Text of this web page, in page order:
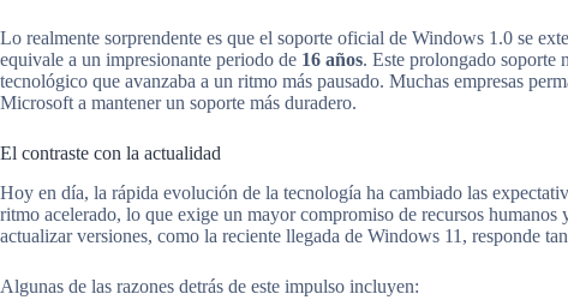
Lo realmente sorprendente es que el soporte oficial de Windows 1.0 se
equivale a un impresionante periodo de 16 años. Este prolongado soporte
tecnológico que avanzaba a un ritmo más pausado. Muchas empresas
Microsoft a mantener un soporte más duradero.
El contraste con la actualidad
Hoy en día, la rápida evolución de la tecnología ha cambiado las
ritmo acelerado, lo que exige un mayor compromiso de recursos
actualizar versiones, como la reciente llegada de Windows 11, responde
Algunas de las razones detrás de este impulso incluyen: